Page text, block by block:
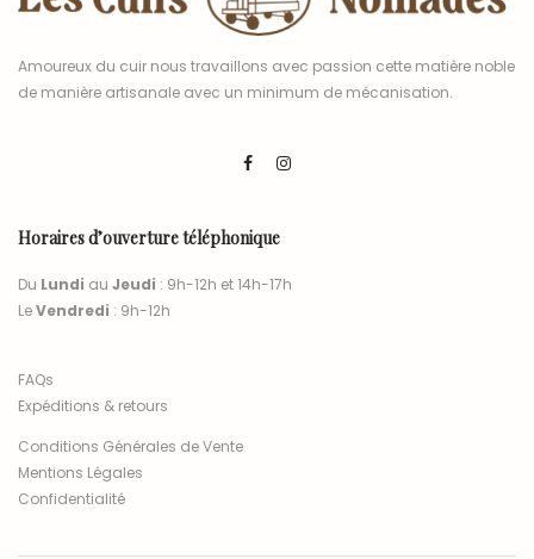
Amoureux du cuir nous travaillons avec passion cette matière noble
de manière artisanale avec un minimum de mécanisation.
Horaires d’ouverture téléphonique
Du Lundi au Jeudi : 9h-12h et 14h-17h
LeVendredi : 9h-12h
FAQs
Expéditions & retours
Conditions Générales de Vente
Mentions Légales
Confidentialité